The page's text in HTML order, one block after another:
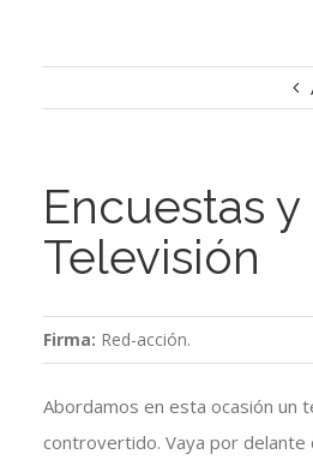
Encuestas y
Televisión
Firma: Red-acción.
Abordamos en esta ocasión un
controvertido. Vaya por delante